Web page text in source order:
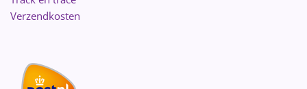
Verzendkosten